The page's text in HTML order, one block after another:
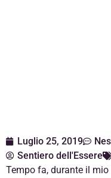
Luglio 25, 2019
Sentiero dell'Essere
Tempo fa, durante il